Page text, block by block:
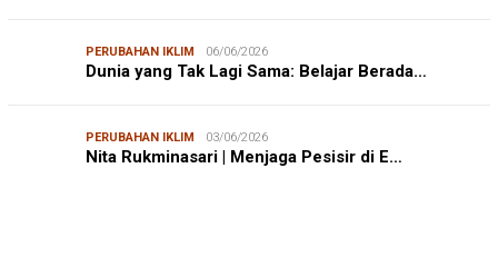
PERUBAHAN IKLIM 06/06/2026
Dunia yang Tak Lagi Sama: Belajar Berada…
PERUBAHAN IKLIM 03/06/2026
Nita Rukminasari | Menjaga Pesisir di E…